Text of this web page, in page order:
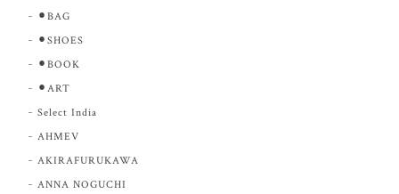
⚫︎BAG
⚫︎SHOES
⚫︎BOOK
⚫︎ART
Select India
AHMEV
AKIRAFURUKAWA
ANNA NOGUCHI